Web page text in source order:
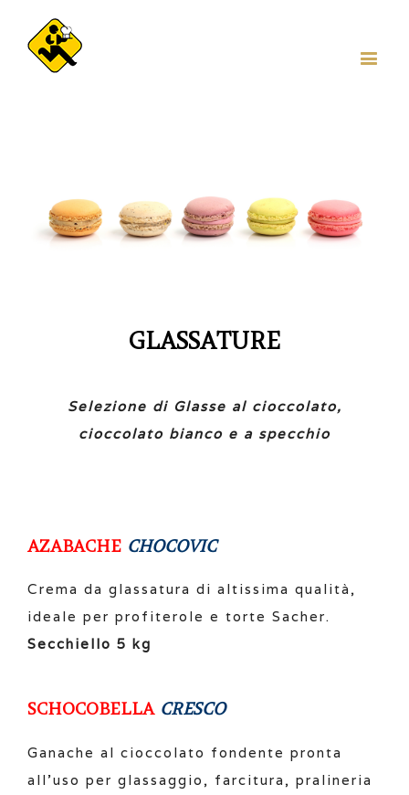
GLASSATURE
Selezione di Glasse al cioccolato,
cioccolato bianco e a specchio
AZABACHE CHOCOVIC
Crema da glassatura di altissima qualità,
ideale per profiterole e torte Sacher.
Secchiello 5 kg
SCHOCOBELLA CRESCO
Ganache al cioccolato fondente pronta
all’uso per glassaggio, farcitura, pralineria